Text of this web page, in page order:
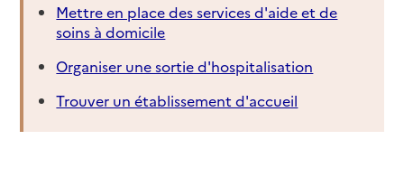
Mettre en place des services d'aide et de
soins à domicile
Organiser une sortie d'hospitalisation
Trouver un établissement d'accueil